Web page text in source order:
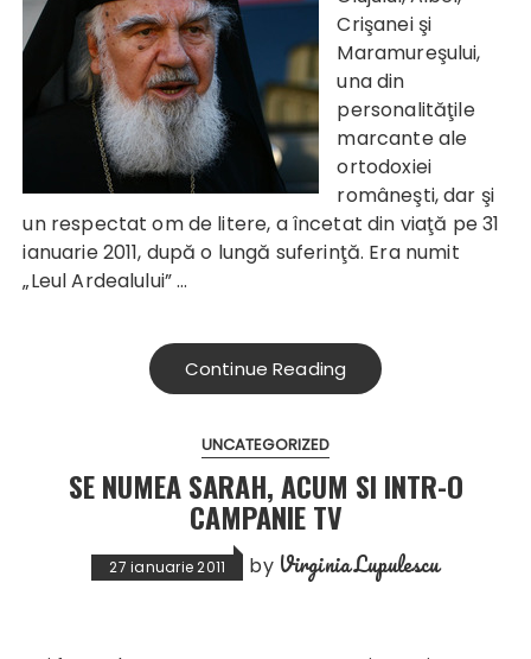
Crişanei şi
Maramureşului,
una din
personalităţile
marcante ale
ortodoxiei
româneşti, dar şi
un respectat om de litere, a încetat din viaţă pe 31
ianuarie 2011, după o lungă suferinţă. Era numit
„Leul Ardealului” …
Continue Reading
UNCATEGORIZED
SE NUMEA SARAH, ACUM SI INTR-O
CAMPANIE TV
27 ianuarie 2011 by Virginia Lupulescu